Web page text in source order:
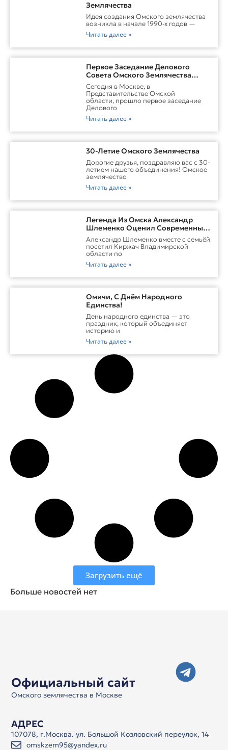
Землячества
Идея создания Омского землячества
возникла в начале 1990‑х годов —
Читать далее »
Первое Заседание Делового
Совета Омского Землячества
Прошло С Участием Губернатора
Омской Области
Сегодня в Москве, в
Представительстве Омской
области, прошло первое заседание
Делового
Читать далее »
30-Летие Омского Землячества
Дорогие друзья, поздравляю вас с 30-
летием нашего объединения! Омское
землячество
Читать далее »
Легенда Из Омска Александр
Шлеменко Оценил Современные
Заводы Холдинга «Русклимат» И
Перспективы ММА В Киржаче
Александр Шлеменко вместе с семьёй
посетил Киржач Владимирской
области по
Читать далее »
Омичи, С Днём Народного
Единства!
День народного единства — это
праздник, который объединяет
историю и
Читать далее »
Загрузить ещё
Больше новостей нет
Официальный сайт
Омского землячества в Москве
АДРЕС
107078, г.Москва. ул. Большой Козловский переулок, 14
omskzem95@yandex.ru